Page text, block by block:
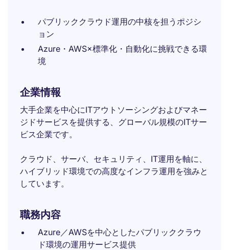
パブリッククラウド運用の中核を担うポジシ
ョン
Azure・AWS×標準化・自動化に挑戦できる環
境
企業情報
大手企業を中心にITアウトソーシングおよびマネー
ジドサービスを提供する、グローバル規模のITサー
ビス企業です。
クラウド、サーバ、セキュリティ、IT運用を軸に、
ハイブリッド環境での高度なインフラ運用を強みと
しています。
職務内容
Azure／AWSを中心としたパブリッククラウ
ド環境の運用サービス提供